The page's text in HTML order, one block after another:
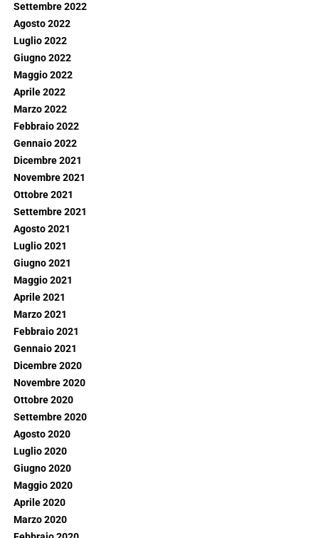
Settembre 2022
Agosto 2022
Luglio 2022
Giugno 2022
Maggio 2022
Aprile 2022
Marzo 2022
Febbraio 2022
Gennaio 2022
Dicembre 2021
Novembre 2021
Ottobre 2021
Settembre 2021
Agosto 2021
Luglio 2021
Giugno 2021
Maggio 2021
Aprile 2021
Marzo 2021
Febbraio 2021
Gennaio 2021
Dicembre 2020
Novembre 2020
Ottobre 2020
Settembre 2020
Agosto 2020
Luglio 2020
Giugno 2020
Maggio 2020
Aprile 2020
Marzo 2020